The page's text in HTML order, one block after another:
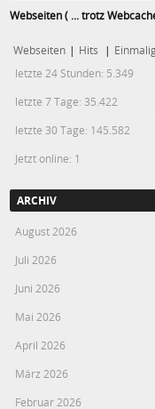
Webseiten ( ... trotz
Webseiten | Hits |
letzte 24 Stunden: 5.349
letzte 7 Tage: 35.422
letzte 30 Tage: 145.582
Jetzt online: 1
ARCHIV
August 2026
Juli 2026
Juni 2026
Mai 2026
April 2026
März 2026
Februar 2026